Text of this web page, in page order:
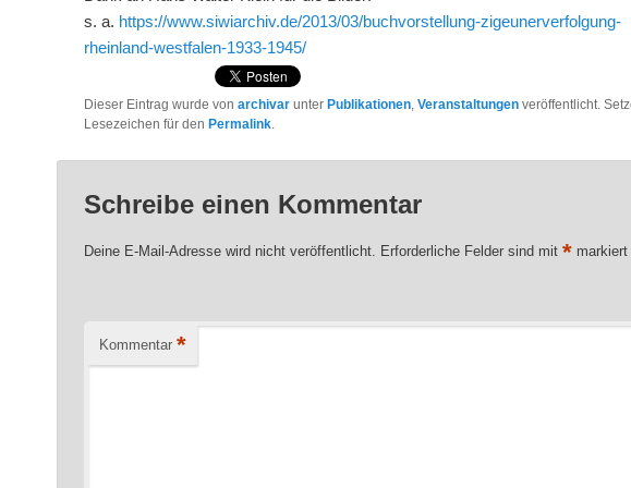
s. a. https://www.siwiarchiv.de/2013/03/buchvorstellung-zigeunerverfolgung-
rheinland-westfalen-1933-1945/
Dieser Eintrag wurde vonarchivar unter Publikationen,Veranstaltungen veröffentlicht.
Lesezeichen für den Permalink.
Schreibe einen Kommentar
Deine E-Mail-Adresse wird nicht veröffentlicht. Erforderliche Felder sind mit* markiert
Kommentar *